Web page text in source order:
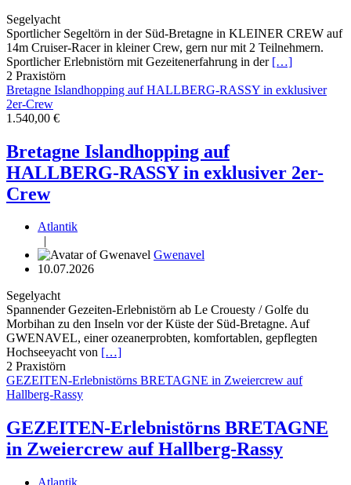
Segelyacht
Sportlicher Segeltörn in der Süd-Bretagne in KLEINER CREW auf
14m Cruiser-Racer in kleiner Crew, gern nur mit 2 Teilnehmern.
Sportlicher Erlebnistörn mit Gezeitenerfahrung in der […]
2 Praxistörn
Bretagne Islandhopping auf HALLBERG-RASSY in exklusiver
2er-Crew
1.540,00 €
Bretagne Islandhopping auf
HALLBERG-RASSY in exklusiver 2er-
Crew
Atlantik
|
Gwenavel
10.07.2026
Segelyacht
Spannender Gezeiten-Erlebnistörn ab Le Crouesty / Golfe du
Morbihan zu den Inseln vor der Küste der Süd-Bretagne. Auf
GWENAVEL, einer ozeanerprobten, komfortablen, gepflegten
Hochseeyacht von […]
2 Praxistörn
GEZEITEN-Erlebnistörns BRETAGNE in Zweiercrew auf
Hallberg-Rassy
GEZEITEN-Erlebnistörns BRETAGNE
in Zweiercrew auf Hallberg-Rassy